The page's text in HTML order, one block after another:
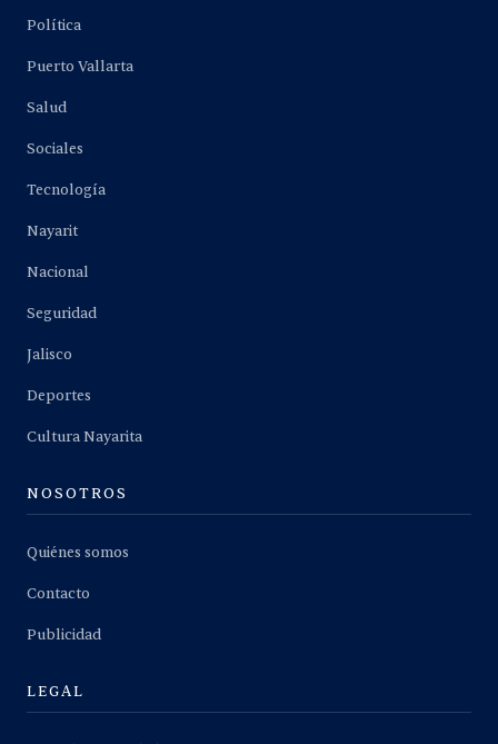
Política
Puerto Vallarta
Salud
Sociales
Tecnología
Nayarit
Nacional
Seguridad
Jalisco
Deportes
Cultura Nayarita
NOSOTROS
Quiénes somos
Contacto
Publicidad
LEGAL